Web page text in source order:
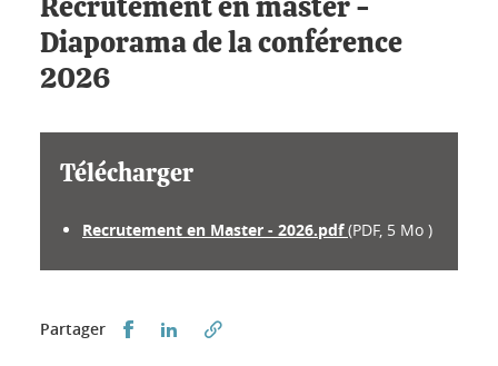
Recrutement en master -
Diaporama de la conférence
2026
Télécharger
Recrutement en Master - 2026.pdf(PDF, 5 Mo )
Partager Partager sur Facebook
Partager sur LinkedIn